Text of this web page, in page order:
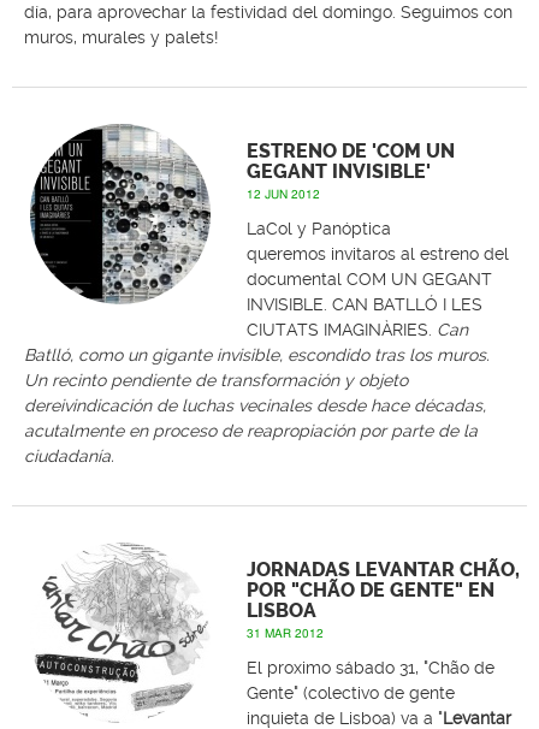
día, para aprovechar la festividad del domingo. Seguimos con
muros, murales y palets!
ESTRENO DE 'COM UN
GEGANT INVISIBLE'
12 JUN 2012
LaCol y Panóptica
queremos invitaros al estreno del
documental COM UN GEGANT
INVISIBLE. CAN BATLLÓ I LES
CIUTATS IMAGINÀRIES. Can
Batlló, como un gigante invisible, escondido tras los muros.
Un recinto pendiente de transformación y objeto
dereivindicación de luchas vecinales desde hace décadas,
acutalmente en proceso de reapropiación por parte de la
ciudadanía.
JORNADAS LEVANTAR CHÃO,
POR "CHÃO DE GENTE" EN
LISBOA
31 MAR 2012
El proximo sábado 31, "Chão de
Gente" (colectivo de gente
inquieta de Lisboa) va a "Levantar